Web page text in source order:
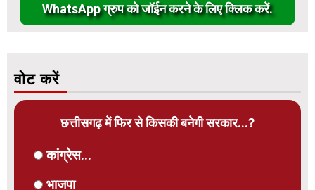
WhatsApp ग्रुप को जॉईन करने के लिए क्लिक करें.
वोट करें
छत्तीसगढ़ में फिर से किसकी बनेगी सरकार...?
कांग्रेस...
भाजपा